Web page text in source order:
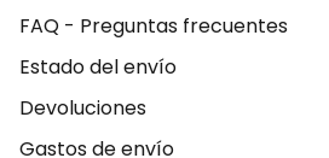
FAQ - Preguntas frecuentes
Estado del envío
Devoluciones
Gastos de envío